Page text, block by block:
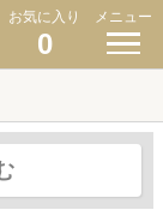
お気に入り
0
メニュー